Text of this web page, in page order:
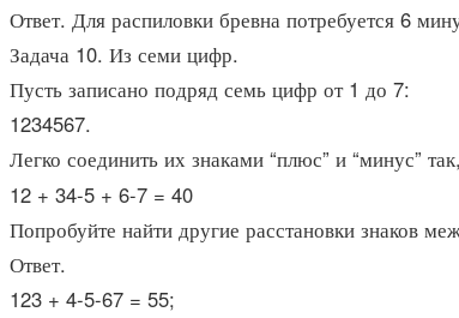
Ответ. Для распиловки бревна потребуется 6
Задача 10. Из семи цифр.
Пусть записано подряд семь цифр от 1 до 7:
1234567.
Легко соединить их знаками “плюс” и “минус”
12 + 34-5 + 6-7 = 40
Попробуйте найти другие расстановки знаков
Ответ.
123 + 4-5-67 = 55;